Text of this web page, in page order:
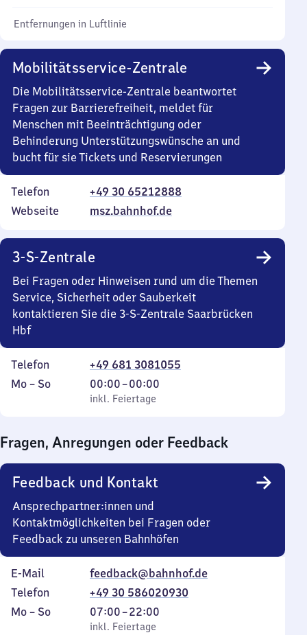
Entfernungen in Luftlinie
Mobilitätsservice-Zentrale
Die Mobilitätsservice-Zentrale beantwortet
Fragen zur Barrierefreiheit, meldet für
Menschen mit Beeinträchtigung oder
Behinderung Unterstützungswünsche an und
bucht für sie Tickets und Reservierungen
Telefon
+49 30 65212888
Webseite
msz.bahnhof.de
3-S-Zentrale
Bei Fragen oder Hinweisen rund um die Themen
Service, Sicherheit oder Sauberkeit
kontaktieren Sie die 3-S-Zentrale Saarbrücken
Hbf
Telefon
+49 681 3081055
Montag
Mo – So,
inkl. Feiertage
00:00–00:00
Von
0
0
Uhr
inkl. Feiertage
Fragen, Anregungen oder Feedback
Feedback und Kontakt
Ansprechpartner:innen und
Kontaktmöglichkeiten bei Fragen oder
Feedback zu unseren Bahnhöfen
E-Mail
feedback@bahnhof.de
Telefon
+49 30 586020930
Montag
Mo – So,
inkl. Feiertage
07:00–22:00
Von
7
inkl. Feiertage